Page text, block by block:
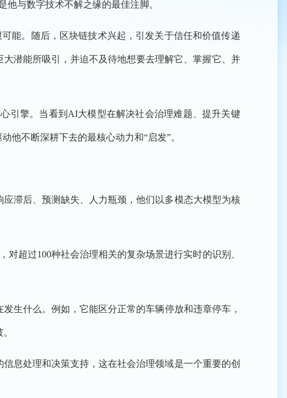
与数字技术不解之缘的最佳注脚。
能。随后，区块链技术兴起，引发关于信任和价值传递
潜能所吸引，并迫不及待地想要去理解它、掌握它、并
引擎。当看到AI大模型在解决社会治理难题、提升关键
他不断深耕下去的最核心动力和“启发”。
滞后、预测缺失、人力瓶颈，他们以多模态大模型为核
超过100种社会治理相关的复杂场景进行实时的识别、
生什么。例如，它能区分正常的车辆停放和违章停车，
息处理和决策支持，这在社会治理领域是一个重要的创